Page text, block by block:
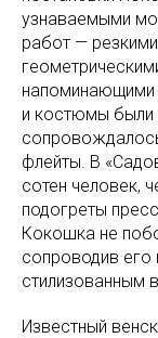
узнаваемыми
работ —
напоминающими
и костюмы были
флейты. В
сотен человек,
подогреты
Кокошка не
сопроводив
стилизованным
Известный